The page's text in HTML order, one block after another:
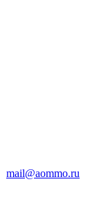
mail@aommo.ru